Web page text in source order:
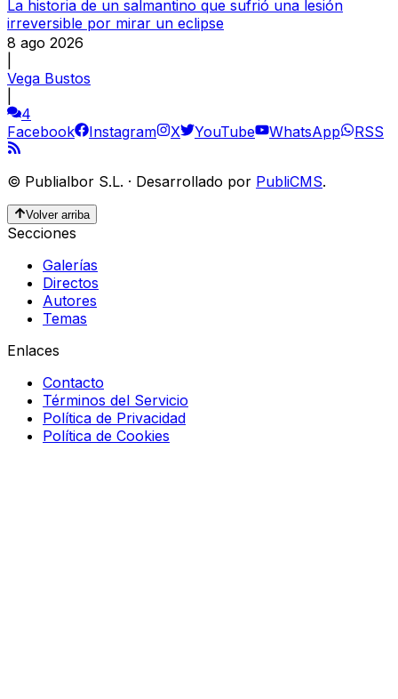
La historia de un salmantino que sufrió una lesión
irreversible por mirar un eclipse
8 ago 2026
Vega Bustos
4
Facebook
Instagram X YouTube WhatsApp RSS
© Publialbor S.L. · Desarrollado por PubliCMS.
Volver arriba
Secciones
Galerías
Directos
Autores
Temas
Enlaces
Contacto
Términos del Servicio
Política de Privacidad
Política de Cookies